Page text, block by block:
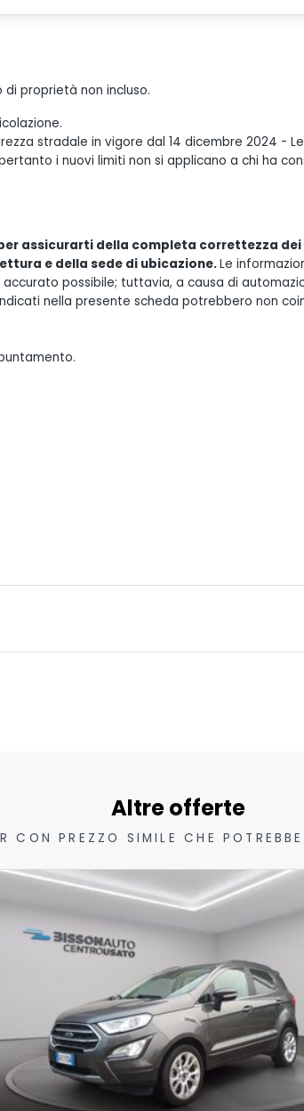
di proprietà non incluso.
stradale in vigore dal 14 dicembre 2024 -
i nuovi limiti non si applicano a chi ha
assicurarti della completa correttezza
e della sede di ubicazione.Le
possibile; tuttavia, a causa di
nella presente scheda potrebbero non
Altre offerte
CON PREZZO SIMILE CHE